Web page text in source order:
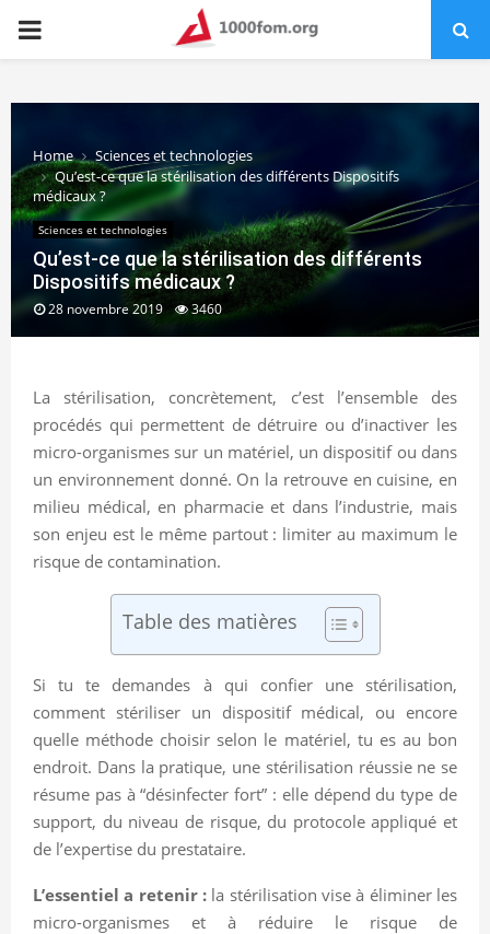
PRIMARY
Home
Sciences et technologies
Qu’est-ce que la stérilisation des différents Dispositifs
médicaux ?
Sciences et technologies
Qu’est-ce que la stérilisation des différents
Dispositifs médicaux ?
28 novembre 2019 3460
La stérilisation, concrètement, c’est l’ensemble des
procédés qui permettent de détruire ou d’inactiver les
micro-organismes sur un matériel, un dispositif ou dans
un environnement donné. On la retrouve en cuisine, en
milieu médical, en pharmacie et dans l’industrie, mais
son enjeu est le même partout : limiter au maximum le
risque de contamination.
Table des matières
Si tu te demandes à qui confier une stérilisation,
comment stériliser un dispositif médical, ou encore
quelle méthode choisir selon le matériel, tu es au bon
endroit. Dans la pratique, une stérilisation réussie ne se
résume pas à “désinfecter fort” : elle dépend du type de
support, du niveau de risque, du protocole appliqué et
de l’expertise du prestataire.
L’essentiel a retenir : la stérilisation vise à éliminer les
micro-organismes et à réduire le risque de